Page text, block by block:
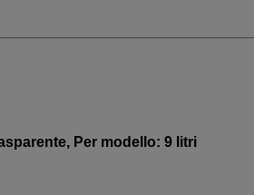
Per modello: 9 litri